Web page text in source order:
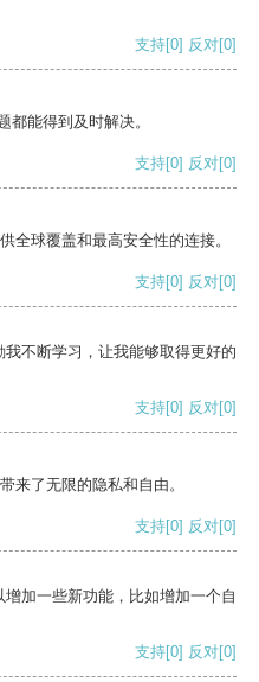
支持[0] 反对[0]
都能得到及时解决。
支持[0] 反对[0]
全球覆盖和最高安全性的连接。
支持[0] 反对[0]
不断学习，让我能够取得更好的
支持[0] 反对[0]
来了无限的隐私和自由。
支持[0] 反对[0]
加一些新功能，比如增加一个自
支持[0] 反对[0]